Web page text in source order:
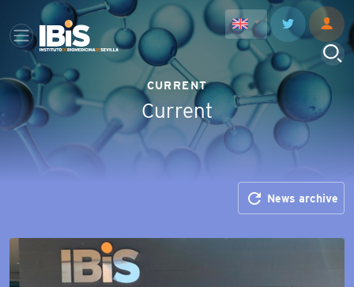
CURRENT
Current
refresh News archive